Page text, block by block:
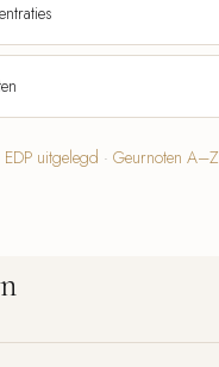
EDP uitgelegd · Geurnoten A–Z